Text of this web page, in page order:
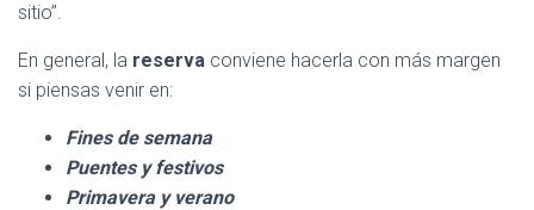
sitio”.
En general, la reserva conviene hacerla con más margen
si piensas venir en:
Fines de semana
Puentes y festivos
Primavera y verano